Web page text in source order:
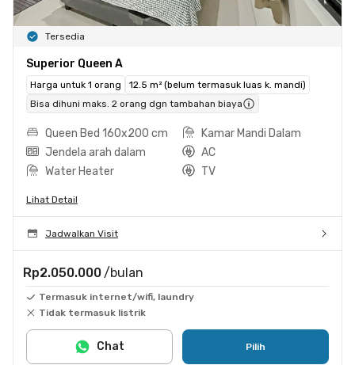
Tersedia
Superior Queen A
Harga untuk 1 orang
12.5 m² (belum termasuk luas k. mandi)
Bisa dihuni maks. 2 orang dgn tambahan biaya
Queen Bed 160x200 cm
Kamar Mandi Dalam
Jendela arah dalam
AC
Water Heater
TV
Lihat Detail
Jadwalkan Visit
Rp2.050.000 /bulan
Termasuk internet/wifi, laundry
Tidak termasuk listrik
Pilih
Chat